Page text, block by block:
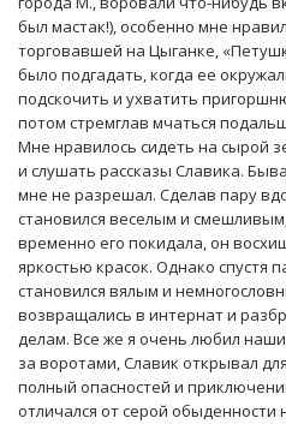
был мастак!), особенно мне
торговавшей на Цыганке,
было подгадать, когда ее
подскочить и ухватить
потом стремглав мчаться
Мне нравилось сидеть на сырой
и слушать рассказы Славика.
мне не разрешал. Сделав пару
становился веселым и
временно его покидала, он
яркостью красок. Однако спустя
становился вялым и
возвращались в интернат и
делам. Все же я очень любил
за воротами, Славик открывал
полный опасностей и
отличался от серой обыденности